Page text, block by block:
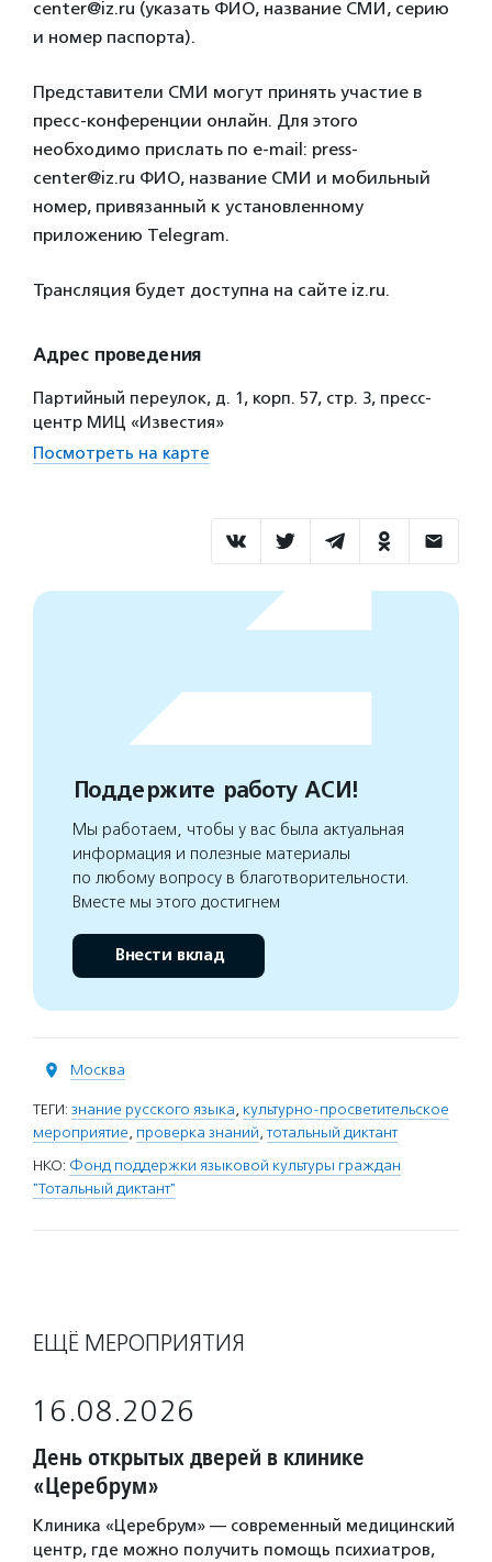
center@iz.ru (указать ФИО, название СМИ, серию
и номер паспорта).
Представители СМИ могут принять участие в
пресс-конференции онлайн. Для этого
необходимо прислать по e-mail: press-
center@iz.ru ФИО, название СМИ и мобильный
номер, привязанный к установленному
приложению Telegram.
Трансляция будет доступна на сайте iz.ru.
Адрес проведения
Партийный переулок, д. 1, корп. 57, стр. 3, пресс-
центр МИЦ «Известия»
Посмотреть на карте
Поддержите работу АСИ!
Мы работаем, чтобы у вас была актуальная
информация и полезные материалы
по любому вопросу в благотворительности.
Вместе мы этого достигнем
Внести вклад
Москва
ТЕГИ: знание русского языка, культурно-просветительское
мероприятие, проверка знаний,тотальный диктант
НКО: Фонд поддержки языковой культуры граждан
"Тотальный диктант"
ЕЩЁ МЕРОПРИЯТИЯ
16.08.2026
День открытых дверей в клинике
«Церебрум»
Клиника «Церебрум» — современный медицинский
центр, где можно получить помощь психиатров,